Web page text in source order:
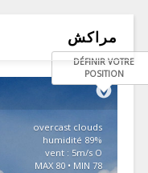
مراكش
DÉFINIR VOTRE
POSITION
overcast clouds
89% humidité
vent : 5m/s O
MAX 80 • MIN 78